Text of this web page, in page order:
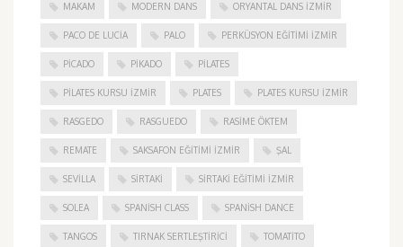
MAKAM MODERN DANS ORYANTAL DANS İZMIR
PACO DE LUCIA PALO PERKÜSYON EĞITIMI İZMIR
PICADO PIKADO PILATES
PILATES KURSU İZMIR PLATES PLATES KURSU İZMIR
RASGEDO RASGUEDO RASIME ÖKTEM
REMATE SAKSAFON EĞITIMI İZMIR ŞAL
SEVILLA SIRTAKI SIRTAKI EĞITIMI İZMIR
SOLEA SPANISH CLASS SPANISH DANCE
TANGOS TIRNAK SERTLEŞTIRICI TOMATITO